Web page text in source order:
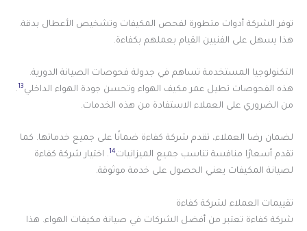
توفر الشركة أدوات متطورة لفحص المكيفات وتشخيص الأعطال بدقة.
هذا يسهل على الفنيين القيام بعملهم بكفاءة.
التكنولوجيا المستخدمة تساهم في جدولة فحوصات الصيانة الدورية.
هذه الفحوصات تطيل عمر مكيف الهواء وتحسن جودة الهواء الداخلي13
.
من الضروري على العملاء الاستفادة من هذه الخدمات.
لضمان رضا العملاء، تقدم شركة كفاءة ضمانًا على جميع خدماتها. كما
تقدم أسعارًا منافسة تناسب جميع الميزانيات14. اختيار شركة كفاءة
لصيانة المكيفات يعني الحصول على خدمة موثوقة.
تقييمات العملاء لشركة كفاءة
شركة كفاءة تعتبر من أفضل الشركات في صيانة مكيفات الهواء. هذا